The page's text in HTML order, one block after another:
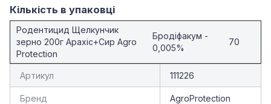
Кількість в упаковці
Родентицид Щелкунчик
зерно 200г Арахіс+Сир Agro
Protection
Бродіфакум -
0,005%
70
Артикул 111226
Бренд AgroProtection